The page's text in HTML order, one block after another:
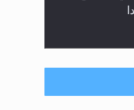
لثلاثة